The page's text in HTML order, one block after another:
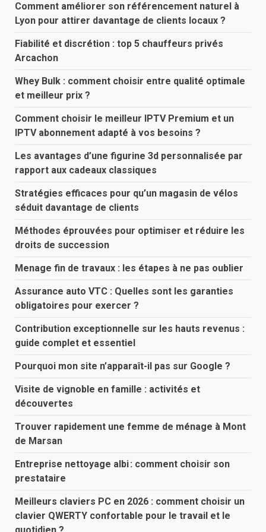
Comment améliorer son référencement naturel à
Lyon pour attirer davantage de clients locaux ?
Fiabilité et discrétion : top 5 chauffeurs privés
Arcachon
Whey Bulk : comment choisir entre qualité optimale
et meilleur prix ?
Comment choisir le meilleur IPTV Premium et un
IPTV abonnement adapté à vos besoins ?
Les avantages d’une figurine 3d personnalisée par
rapport aux cadeaux classiques
Stratégies efficaces pour qu’un magasin de vélos
séduit davantage de clients
Méthodes éprouvées pour optimiser et réduire les
droits de succession
Menage fin de travaux : les étapes à ne pas oublier
Assurance auto VTC : Quelles sont les garanties
obligatoires pour exercer ?
Contribution exceptionnelle sur les hauts revenus :
guide complet et essentiel
Pourquoi mon site n’apparaît-il pas sur Google ?
Visite de vignoble en famille : activités et
découvertes
Trouver rapidement une femme de ménage à Mont
de Marsan
Entreprise nettoyage albi : comment choisir son
prestataire
Meilleurs claviers PC en 2026 : comment choisir un
clavier QWERTY confortable pour le travail et le